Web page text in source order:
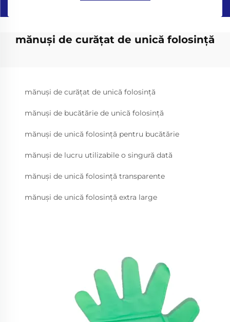
mănuși de curățat de unică folosință
mănuși de curățat de unică folosință
mănuși de bucătărie de unică folosință
mănuși de unică folosință pentru bucătărie
mănuși de lucru utilizabile o singură dată
mănuși de unică folosință transparente
mănuși de unică folosință extra large